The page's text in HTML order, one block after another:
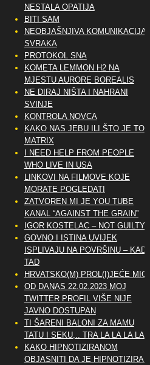
NESTALA OPATIJA
BITI SAM
NEOBJAŠNJIVA KOMUNIKACIJA
SVRAKA
PROTOKOL SNA
KOMETA LEMMON H2 NA
MJESTU AURORE BOREALIS
NE DIRAJ NIŠTA I NAHRANI
SVINJE
KONTROLA NOVCA
KAKO NAS JEBU ILI ŠTO JE TO
MATRIX
I NEED HELP FROM PEOPLE
WHO LIVE IN USA
LINKOVI NA FILMOVE KOJE
MORATE POGLEDATI
ZATVOREN MI JE YOU TUBE
KANAL “AGAINST THE GRAIN”
IGOR KOSTELAC – NOT GUILTY
GOVNO I ISTINA UVIJEK
ISPLIVAJU NA POVRŠINU – KAD
TAD
HRVATSKO(M) PROL(I)JEĆE MIG
OD DANAS 22.02.2023 MOJ
TWITTER PROFIL VIŠE NIJE
JAVNO DOSTUPAN
TI ŠARENI BALONI ZA MAMU
TATU I SEKU,.. TRA LA LA LA LA
KAKO HIPNOTIZIRANOM
OBJASNITI DA JE HIPNOTIZIRAN